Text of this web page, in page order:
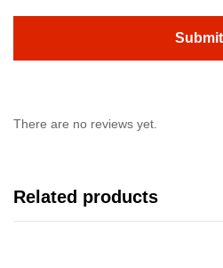
There are no reviews yet.
Related products